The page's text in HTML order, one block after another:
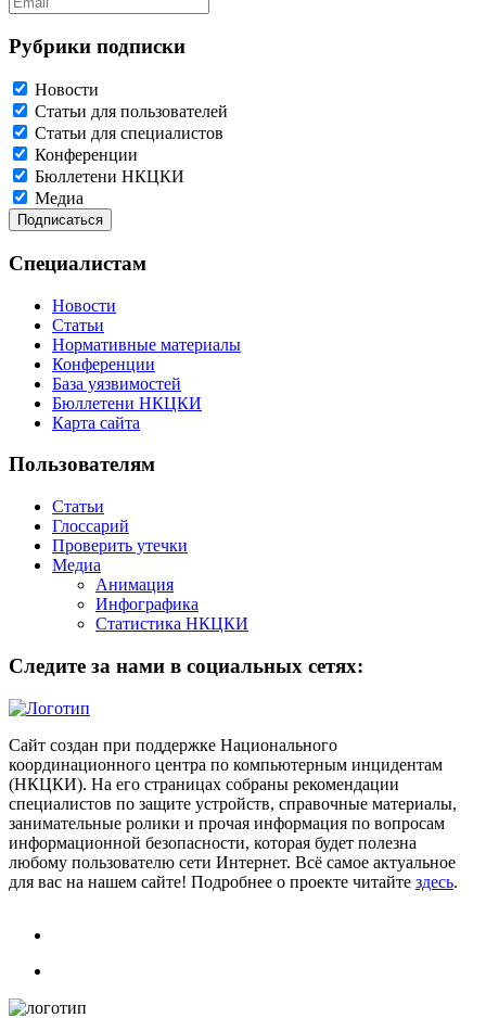
Рубрики подписки
Новости
Статьи для пользователей
Статьи для специалистов
Конференции
Бюллетени НКЦКИ
Медиа
Специалистам
Новости
Статьи
Нормативные материалы
Конференции
База уязвимостей
Бюллетени НКЦКИ
Карта сайта
Пользователям
Статьи
Глоссарий
Проверить утечки
Медиа
Анимация
Инфографика
Статистика НКЦКИ
Следите за нами в социальных сетях:
Сайт создан при поддержке Национального
координационного центра по компьютерным инцидентам
(НКЦКИ). На его страницах собраны рекомендации
специалистов по защите устройств, справочные материалы,
занимательные ролики и прочая информация по вопросам
информационной безопасности, которая будет полезна
любому пользователю сети Интернет. Всё самое актуальное
для вас на нашем сайте! Подробнее о проекте читайте здесь.